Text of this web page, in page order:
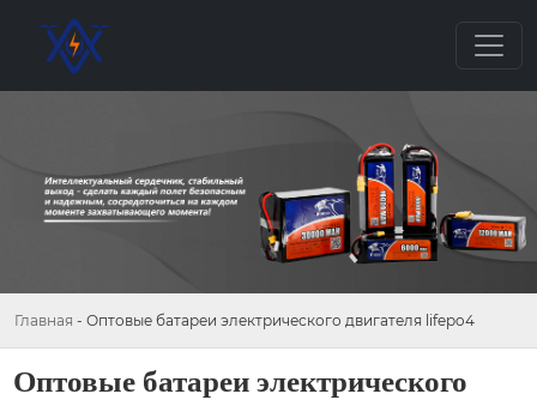
Главная - Оптовые батареи электрического двигателя lifepo4
Оптовые батареи электрического